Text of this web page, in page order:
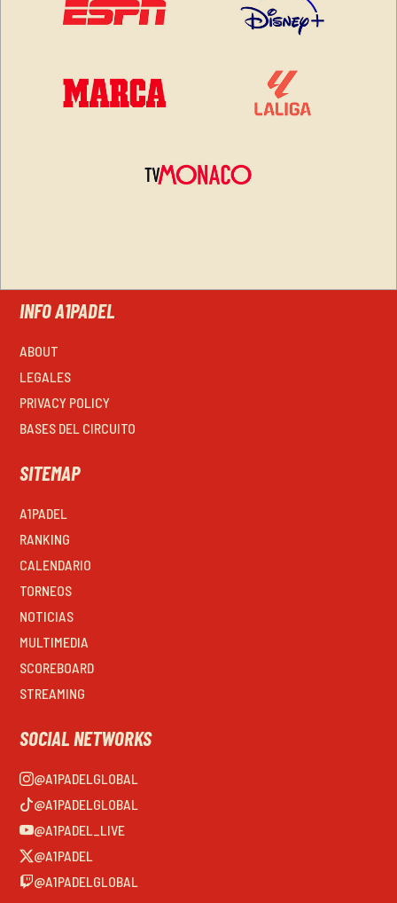
INFO A1PADEL
ABOUT
LEGALES
PRIVACY POLICY
BASES DEL CIRCUITO
SITEMAP
A1PADEL
RANKING
CALENDARIO
TORNEOS
NOTICIAS
MULTIMEDIA
SCOREBOARD
STREAMING
SOCIAL NETWORKS
@A1PADELGLOBAL
@A1PADELGLOBAL
@A1PADEL_LIVE
@A1PADEL
@A1PADELGLOBAL